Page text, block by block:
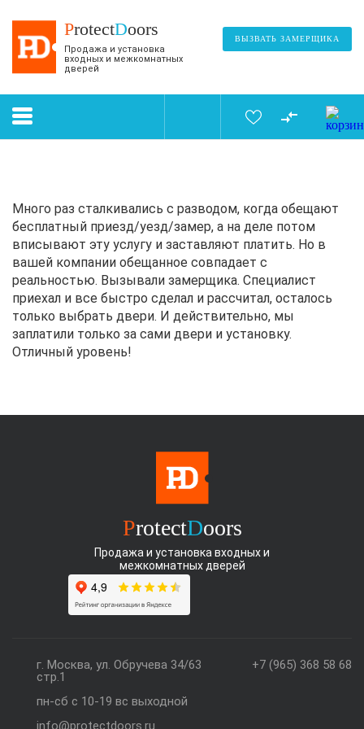
ProtectDoors
Продажа и установка
входных и межкомнатных
дверей
ВЫЗВАТЬ ЗАМЕРЩИКА
Много раз сталкивались с разводом, когда обещают
бесплатный приезд/уезд/замер, а на деле потом
вписывают эту услугу и заставляют платить. Но в
вашей компании обещанное совпадает с
реальностью. Вызывали замерщика. Специалист
приехал и все быстро сделал и рассчитал, осталось
только выбрать двери. И действительно, мы
заплатили только за сами двери и установку.
Отличный уровень!
ProtectDoors
Продажа и установка входных и
межкомнатных дверей
+7 (965) 368 58 68
г. Москва, ул. Обручева 34/63
стр.1
пн-сб с 10-19 вс выходной
info@protectdoors.ru